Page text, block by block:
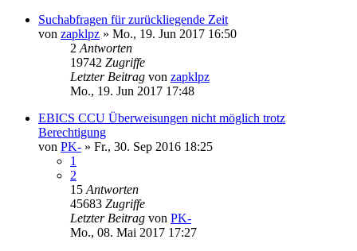
Suchabfragen für zurückliegende Zeit
von zapklpz » Mo., 19. Jun 2017 16:50
2 Antworten
19742 Zugriffe
Letzter Beitrag von zapklpz
Mo., 19. Jun 2017 17:48
EBICS CCU Überweisungen nicht möglich trotz
Berechtigung
von PK- » Fr., 30. Sep 2016 18:25
1
2
15 Antworten
45683 Zugriffe
Letzter Beitrag von PK-
Mo., 08. Mai 2017 17:27